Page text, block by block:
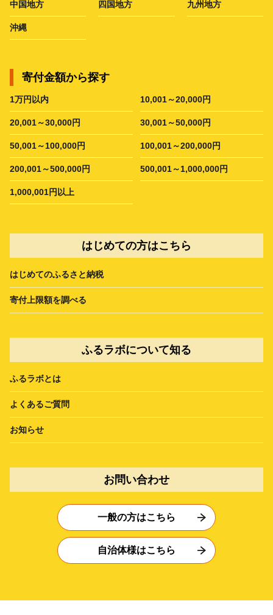
中国地方 四国地方 九州地方
沖縄
寄付金額から探す
1万円以内 10,001～20,000円
20,001～30,000円 30,001～50,000円
50,001～100,000円 100,001～200,000円
200,001～500,000円 500,001～1,000,000円
1,000,001円以上
はじめての方はこちら
はじめてのふるさと納税
寄付上限額を調べる
ふるラボについて知る
ふるラボとは
よくあるご質問
お知らせ
お問い合わせ
一般の方はこちら
自治体様はこちら